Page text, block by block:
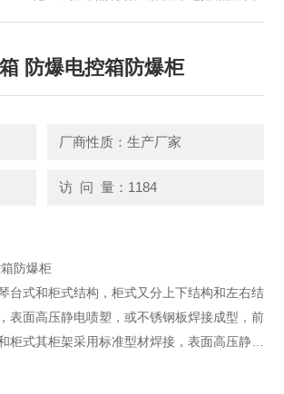
防爆电控箱防爆柜
厂商性质：生产厂家
访 问 量：1184
防爆柜
台式和柜式结构，柜式又分上下结构和左右结
表面高压静电啧塑，或不锈钢板焊接成型，前
柜式其柜架采用标准型材焊接，表面高压静电